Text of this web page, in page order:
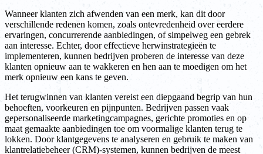
Wanneer klanten zich afwenden van een merk, kan dit door
verschillende redenen komen, zoals ontevredenheid over eerdere
ervaringen, concurrerende aanbiedingen, of simpelweg een gebrek
aan interesse. Echter, door effectieve herwinstrategieën te
implementeren, kunnen bedrijven proberen de interesse van deze
klanten opnieuw aan te wakkeren en hen aan te moedigen om het
merk opnieuw een kans te geven.
Het terugwinnen van klanten vereist een diepgaand begrip van hun
behoeften, voorkeuren en pijnpunten. Bedrijven passen vaak
gepersonaliseerde marketingcampagnes, gerichte promoties en op
maat gemaakte aanbiedingen toe om voormalige klanten terug te
lokken. Door klantgegevens te analyseren en gebruik te maken van
klantrelatiebeheer (CRM)-systemen, kunnen bedrijven de meest